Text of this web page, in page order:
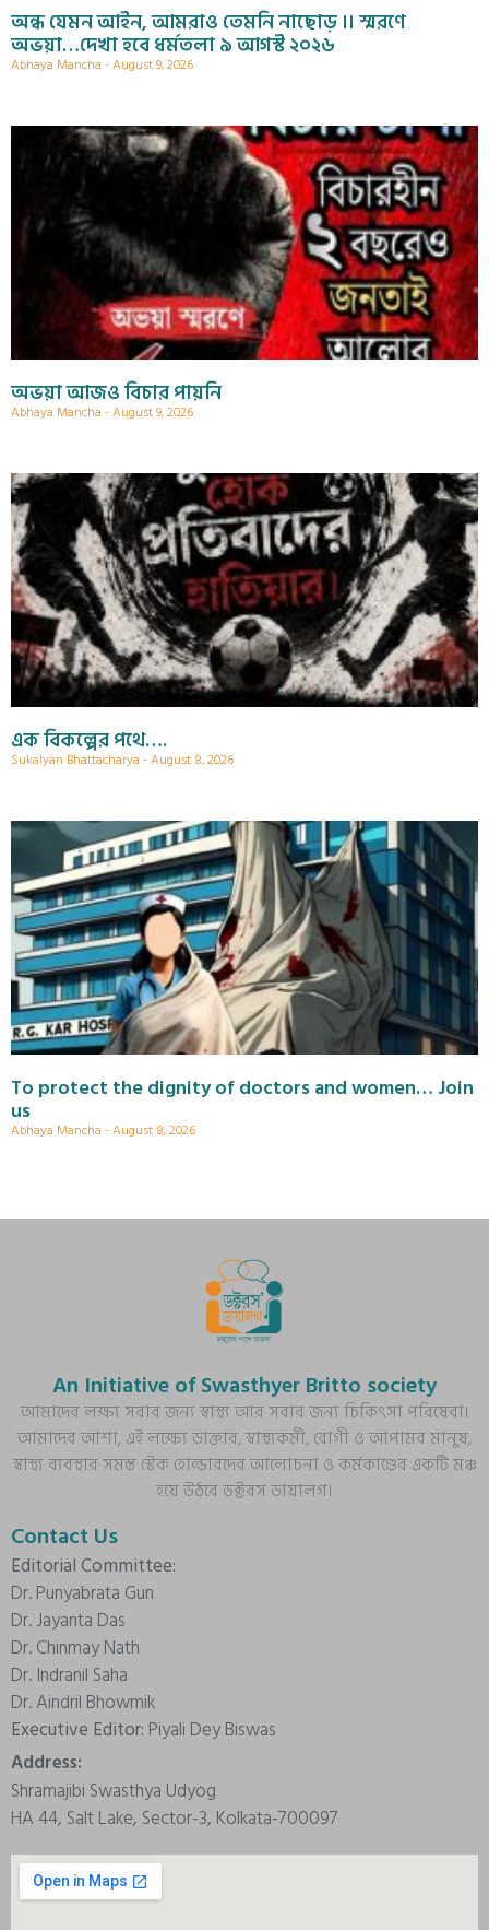
অন্ধ যেমন আইন, আমরাও তেমনি নাছোড় ।। স্মরণে
অভয়া…দেখা হবে ধর্মতলা ৯ আগস্ট ২০২৬
Abhaya Mancha August 9, 2026
অভয়া আজও বিচার পায়নি
Abhaya Mancha August 9, 2026
এক বিকল্পের পথে….
Sukalyan Bhattacharya August 8, 2026
To protect the dignity of doctors and women… Join
us
Abhaya Mancha August 8, 2026
An Initiative of Swasthyer Britto society
আমাদের লক্ষ্য সবার জন্য স্বাস্থ্য আর সবার জন্য চিকিৎসা পরিষেবা।
আমাদের আশা, এই লক্ষ্যে ডাক্তার, স্বাস্থ্যকর্মী, রোগী ও আপামর মানুষ,
স্বাস্থ্য ব্যবস্থার সমস্ত স্টেক হোল্ডারদের আলোচনা ও কর্মকাণ্ডের একটি মঞ্চ
হয়ে উঠবে ডক্টরস ডায়ালগ।
Contact Us
Editorial Committee:
Dr. Punyabrata Gun
Dr. Jayanta Das
Dr. Chinmay Nath
Dr. Indranil Saha
Dr. Aindril Bhowmik
Executive Editor: Piyali Dey Biswas
Address:
Shramajibi Swasthya Udyog
HA 44, Salt Lake, Sector-3, Kolkata-700097